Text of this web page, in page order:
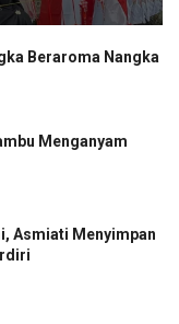
Beraroma Nangka
Menganyam
Asmiati Menyimpan